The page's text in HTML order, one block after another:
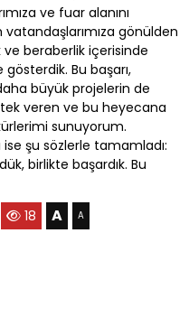
ve fuar alanını
gönülden
beraberlik içerisinde
Bu başarı,
büyük projelerin de
veren ve bu heyecana
sunuyorum.
ise şu sözlerle tamamladı:
birlikte başardık. Bu
18 A A